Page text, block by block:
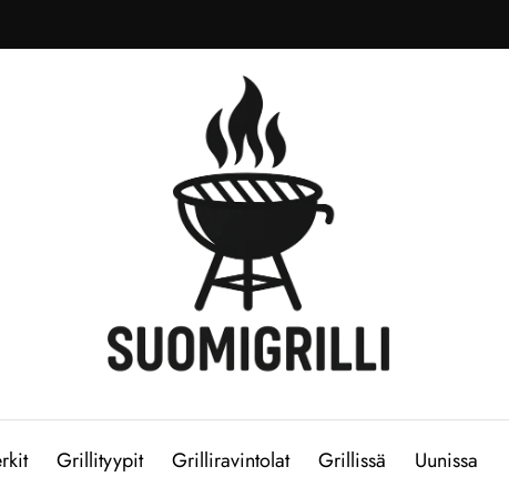
Grillityypit Grilliravintolat Grillissä Uunissa